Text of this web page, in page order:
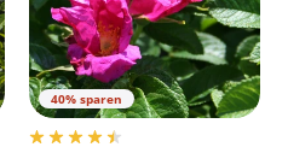
40% sparen